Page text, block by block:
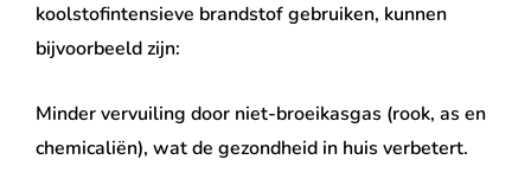
koolstofintensieve brandstof gebruiken, kunnen
bijvoorbeeld zijn:
Minder vervuiling door niet-broeikasgas (rook, as en
chemicaliën), wat de gezondheid in huis verbetert.